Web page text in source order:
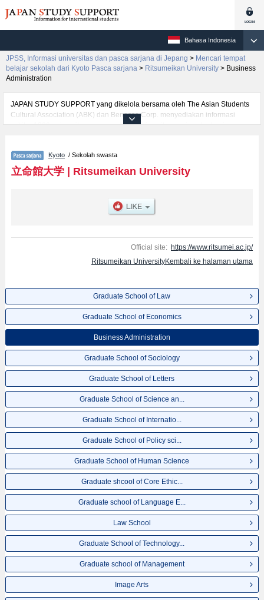
Bahasa Indonesia
JPSS, Informasi universitas dan pasca sarjana di Jepang > Mencari tempat
belajar sekolah dari Kyoto Pasca sarjana > Ritsumeikan University > Business
Administration
JAPAN STUDY SUPPORT yang dikelola bersama oleh The Asian Students
Cultural Association (ABK) dan Benesse Corp. menyediakan informasi
sekitar 1300 universitas, pascasarjana, universitas yunior, akademi
informasi per jurusan riset seperti %% research %%, serta berbagai
informasi yang berguna bagi mahasiswa(i) mancanegara seperti kuota
untuk jumlah pendaftar dan jumlah kelulusan ujian masuk mahasiswa(i)
jalan, dan lainnya. Silakan memanfaatkannya.
Kyoto / Sekolah swasta
立命館大学| Ritsumeikan University
Official site: https://www.ritsumei.ac.jp/
Ritsumeikan UniversityKembali ke halaman utama
Graduate School of Law
Graduate School of Economics
Business Administration
Graduate School of Sociology
Graduate School of Letters
Graduate School of Science an...
Graduate School of Internatio...
Graduate School of Policy sci...
Graduate School of Human Science
Graduate shcool of Core Ethic...
Graduate school of Language E...
Law School
Graduate School of Technology...
Graduate school of Management
Image Arts